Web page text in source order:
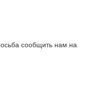
сообщить нам на